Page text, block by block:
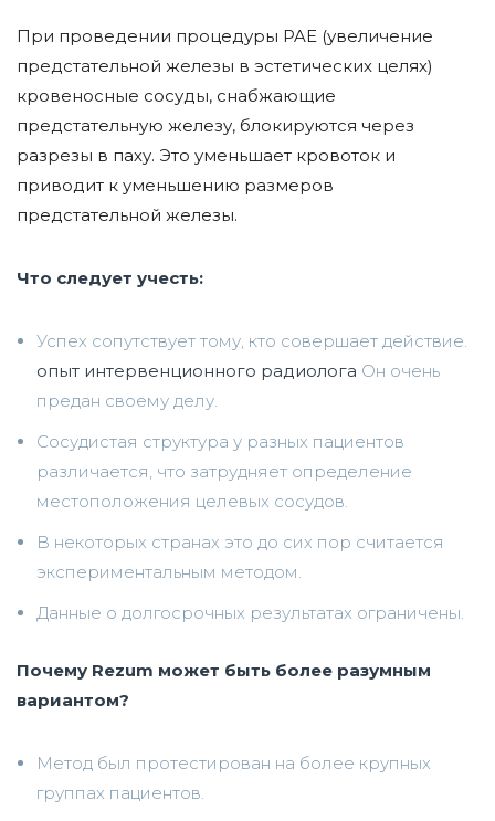
При проведении процедуры PAE (увеличение
предстательной железы в эстетических целях)
кровеносные сосуды, снабжающие
предстательную железу, блокируются через
разрезы в паху. Это уменьшает кровоток и
приводит к уменьшению размеров
предстательной железы.
Что следует учесть:
Успех сопутствует тому, кто совершает действие.
опыт интервенционного радиолога Он очень
предан своему делу.
Сосудистая структура у разных пациентов
различается, что затрудняет определение
местоположения целевых сосудов.
В некоторых странах это до сих пор считается
экспериментальным методом.
Данные о долгосрочных результатах ограничены.
Почему Rezum может быть более разумным
вариантом?
Метод был протестирован на более крупных
группах пациентов.